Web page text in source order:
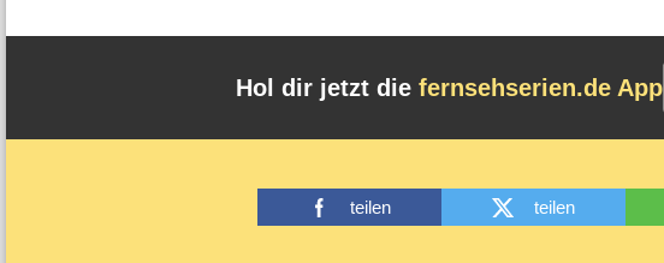
Hol dir jetzt die fernsehserien.de App
teilen teilen